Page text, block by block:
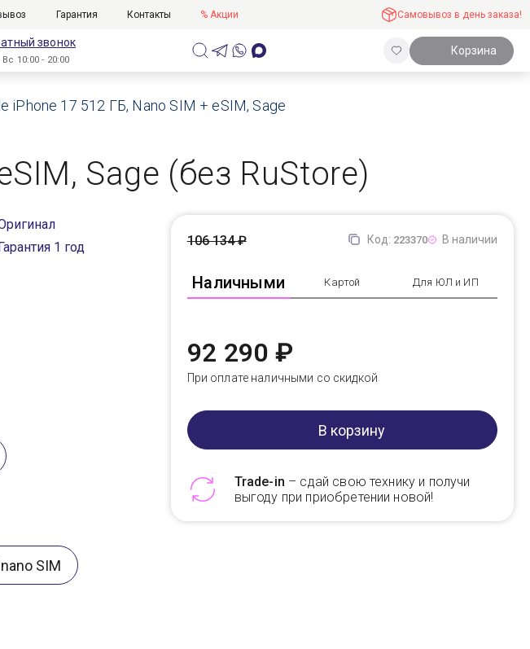
Гарантия Контакты % Акции Самовывоз в день заказа!
звонок
10:00 - 20:00
Корзина
iPhone 17 512 ГБ, Nano SIM + eSIM, Sage
Sage (без RuStore)
1 год
SIM
Код: 223370 В наличии
Наличными Картой Для ЮЛ и ИП
106 134 ₽
92 290 ₽
При оплате наличными со скидкой
В корзину
Trade-in – сдай свою технику и получи
выгоду при приобретении новой!